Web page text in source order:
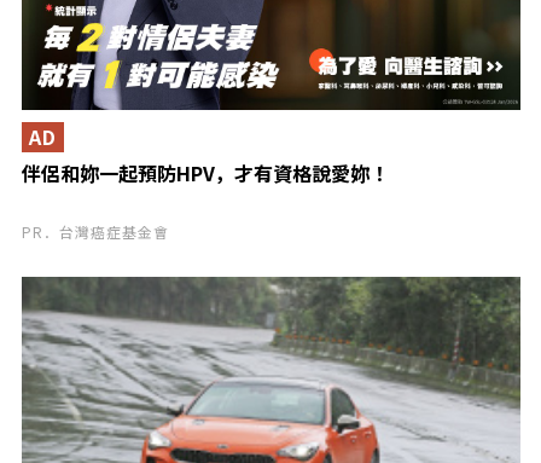
伴侶和妳一起預防HPV，才有資格說愛妳！
AD
PR．台灣癌症基金會